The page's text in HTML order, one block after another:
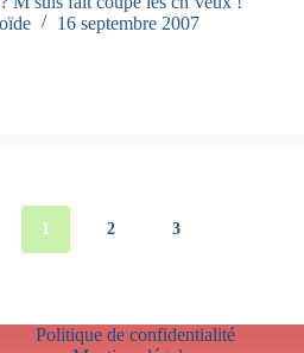
16 septembre 2007
1 2 3
Politique de confidentialité